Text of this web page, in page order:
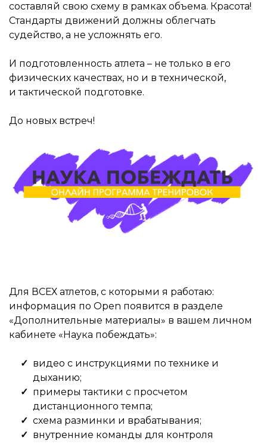
составляй свою схему в рамках объема. Красота!
Стандарты движений должны облегчать
судейство, а не усложнять его.
И подготовленность атлета – не только в его
физических качествах, но и в технической,
и тактической подготовке.
До новых встреч!
Для ВСЕХ атлетов, с которыми я работаю:
информация по Open появится в разделе
«Дополнительные материалы» в вашем личном
кабинете «Наука побеждать»:
видео с инструкциями по технике и
дыханию;
примеры тактики с просчетом
дистанционного темпа;
схема разминки и врабатывания;
внутренние команды для контроля